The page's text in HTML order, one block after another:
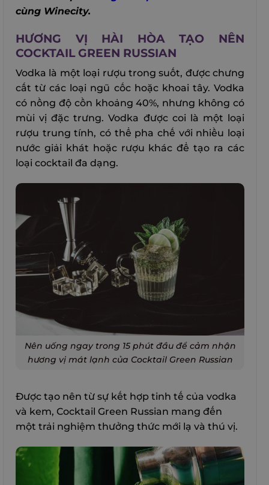
cùng Winecity.
HƯƠNG VỊ HÀI HÒA TẠO NÊN
COCKTAIL GREEN RUSSIAN
Vodka là một loại rượu trong suốt, được chưng
cất từ các loại ngũ cốc hoặc khoai tây. Vodka
có nồng độ cồn khoảng 40%, nhưng không có
mùi vị đặc trưng. Vodka được coi là một loại
rượu trung tính, có thể pha chế với nhiều loại
nước giải khát hoặc rượu khác để tạo ra các
loại cocktail đa dạng.
Nên uống ngay trong 15 phút đầu để cảm nhận
hương vị mát lạnh của Cocktail Green Russian
Được tạo nên từ sự kết hợp tinh tế của vodka
và kem, Cocktail Green Russian mang đến
một trải nghiệm thưởng thức mới lạ và thú vị.